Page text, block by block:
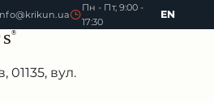
Пн - Пт, 9:00 -
17:30
EN
01135, вул.